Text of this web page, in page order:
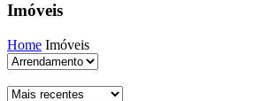
Imóveis
Home Imóveis